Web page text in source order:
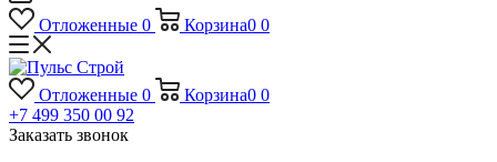
Отложенные 0 Корзина0 0
Отложенные 0 Корзина0 0
+7 499 350 00 92
Заказать звонок